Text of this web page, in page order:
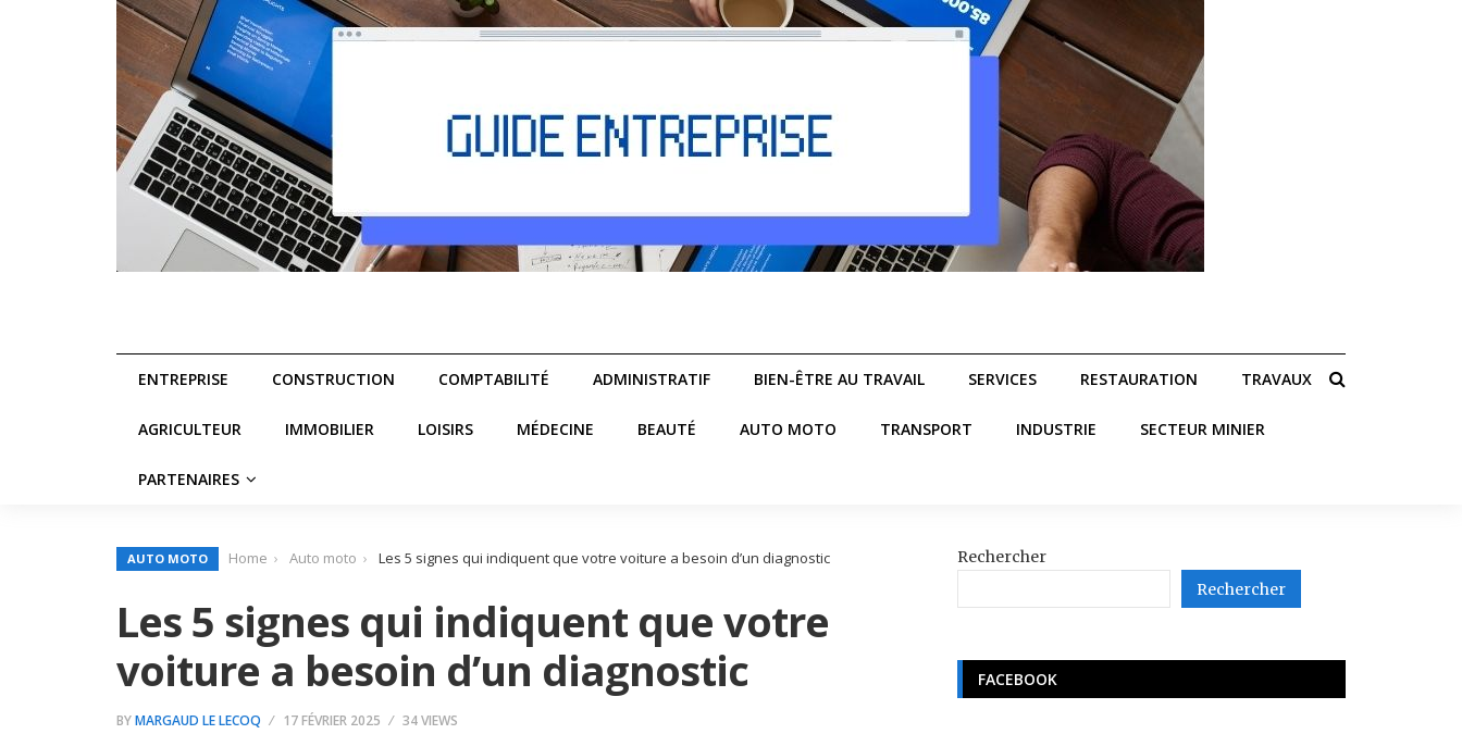
ENTREPRISE CONSTRUCTION COMPTABILITÉ ADMINISTRATIF BIEN-ÊTRE AU TRAVAIL SERVICES RESTAURATION TRAVAUX
AGRICULTEUR IMMOBILIER LOISIRS MÉDECINE BEAUTÉ AUTO MOTO TRANSPORT INDUSTRIE SECTEUR MINIER
PARTENAIRES
AUTO MOTO Home Auto moto Les 5 signes qui indiquent que votre voiture a besoin d’un diagnostic
Les 5 signes qui indiquent que votre
voiture a besoin d’un diagnostic
BYMARGAUD LE LECOQ 17 FÉVRIER 2025 34 VIEWS
Rechercher
Rechercher
FACEBOOK